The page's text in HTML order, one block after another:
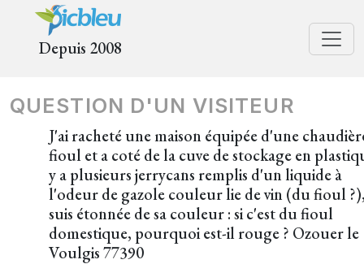
Depuis 2008
QUESTION D'UN VISITEUR
J'ai racheté une maison équipée d'une
fioul et a coté de la cuve de stockage en
y a plusieurs jerrycans remplis d'un liquide à
l'odeur de gazole couleur lie de vin (du fioul
suis étonnée de sa couleur : si c'est du fioul
domestique, pourquoi est-il rouge ? Ozouer le
Voulgis 77390